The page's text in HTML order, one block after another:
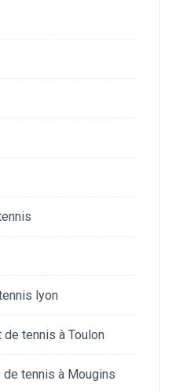
lyon
tennis à Toulon
tennis à Mougins